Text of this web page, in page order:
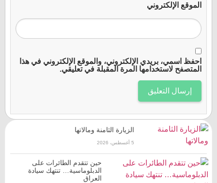
الموقع الإلكتروني
احفظ اسمي، بريدي الإلكتروني، والموقع الإلكتروني في هذا
المتصفح لاستخدامها المرة المقبلة في تعليقي.
الزيارة الثامنة ومالاتها
5 أغسطس، 2026
حين تتقدم الطائرات على
الدبلوماسية… تنتهك سيادة
العراق